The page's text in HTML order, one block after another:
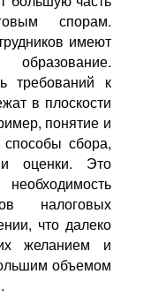
спорам.
имеют
требований к
в плоскости
понятие и
способы сбора,
оценки. Это
налоговых
что далеко
желанием и
объемом